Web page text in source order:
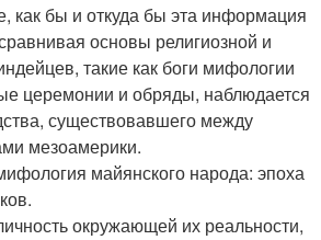
как бы и откуда бы эта информация
основы религиозной и
такие как боги мифологии
церемонии и обряды, наблюдается
существовавшего между
мезоамерики.
майянского народа: эпоха
окружающей их реальности,